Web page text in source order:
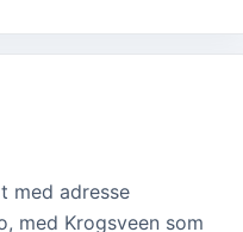
med adresse
med Krogsveen som